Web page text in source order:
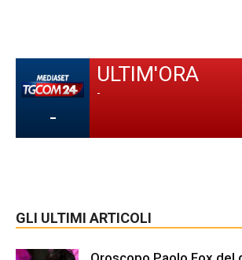
-
ULTIM'ORA
-
GLI ULTIMI ARTICOLI